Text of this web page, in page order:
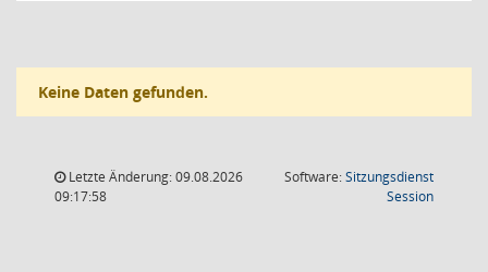
Keine Daten gefunden.
Letzte Änderung: 09.08.2026
09:17:58
Software:Sitzungsdienst
Session(Wird in